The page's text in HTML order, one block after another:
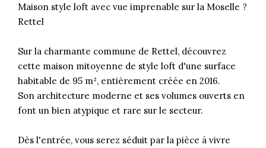
Maison style loft avec vue imprenable sur la Moselle ?
Rettel
Sur la charmante commune de Rettel, découvrez
cette maison mitoyenne de style loft d'une surface
habitable de 95 m², entièrement créée en 2016.
Son architecture moderne et ses volumes ouverts en
font un bien atypique et rare sur le secteur.
Dès l'entrée, vous serez séduit par la pièce à vivre